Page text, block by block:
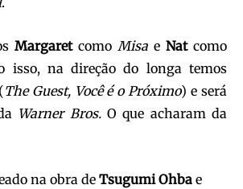
Margaretcomo Misa e Natcomo
isso, na direção do longa temos
The Guest, Você é o Próximo) e será
Warner Bros.O que acharam da
na obra de Tsugumi Ohba e